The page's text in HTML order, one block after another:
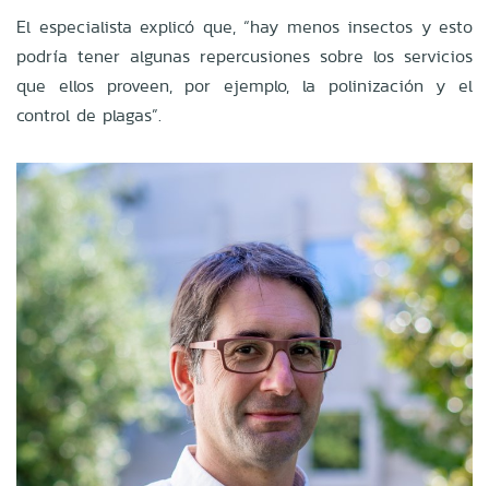
El especialista explicó que, “hay menos insectos y esto
podría tener algunas repercusiones sobre los servicios
que ellos proveen, por ejemplo, la polinización y el
control de plagas”.